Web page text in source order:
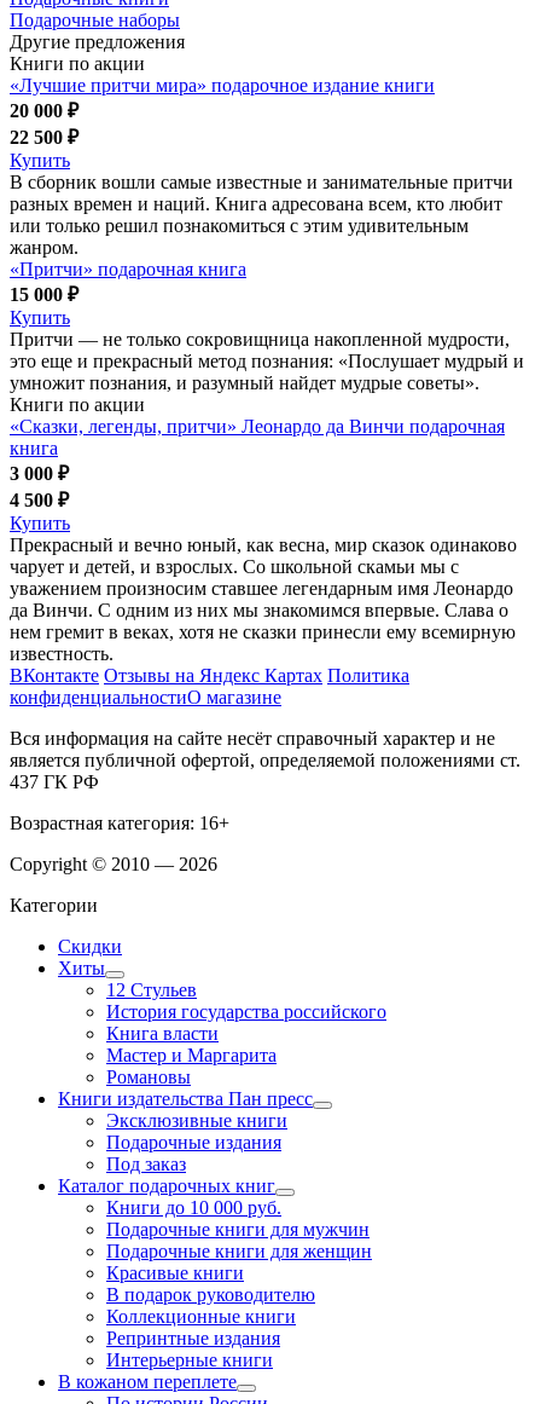
Подарочные наборы
Другие предложения
Книги по акции
«Лучшие притчи мира» подарочное издание книги
20 000 ₽
22 500 ₽
Купить
В сборник вошли самые известные и занимательные притчи
разных времен и наций. Книга адресована всем, кто любит
или только решил познакомиться с этим удивительным
жанром.
«Притчи» подарочная книга
15 000 ₽
Купить
Притчи — не только сокровищница накопленной мудрости,
это еще и прекрасный метод познания: «Послушает мудрый и
умножит познания, и разумный найдет мудрые советы».
Книги по акции
«Сказки, легенды, притчи» Леонардо да Винчи подарочная
книга
3 000 ₽
4 500 ₽
Купить
Прекрасный и вечно юный, как весна, мир сказок одинаково
чарует и детей, и взрослых. Со школьной скамьи мы с
уважением произносим ставшее легендарным имя Леонардо
да Винчи. С одним из них мы знакомимся впервые. Слава о
нем гремит в веках, хотя не сказки принесли ему всемирную
известность.
ВКонтакте Отзывы на Яндекс Картах Политика
конфиденциальностиО магазине
Вся информация на сайте несёт справочный характер и не
является публичной офертой, определяемой положениями ст.
437 ГК РФ
Возрастная категория: 16+
Copyright © 2010 — 2026
Категории
Скидки
Хиты
12 Стульев
История государства российского
Книга власти
Мастер и Маргарита
Романовы
Книги издательства Пан пресс
Эксклюзивные книги
Подарочные издания
Под заказ
Каталог подарочных книг
Книги до 10 000 руб.
Подарочные книги для мужчин
Подарочные книги для женщин
Красивые книги
В подарок руководителю
Коллекционные книги
Репринтные издания
Интерьерные книги
В кожаном переплете